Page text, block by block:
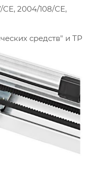
СЕ, 2004/108/СЕ,
средств" и ТР